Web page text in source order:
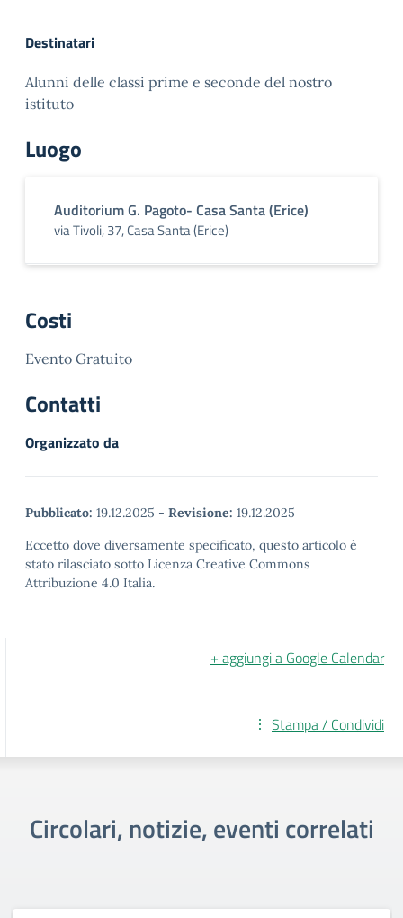
Destinatari
Alunni delle classi prime e seconde del nostro
istituto
Luogo
Auditorium G. Pagoto- Casa Santa (Erice)
via Tivoli, 37, Casa Santa (Erice)
Costi
Evento Gratuito
Contatti
Organizzato da
Pubblicato: 19.12.2025 - Revisione: 19.12.2025
Eccetto dove diversamente specificato, questo articolo è
stato rilasciato sotto Licenza Creative Commons
Attribuzione 4.0 Italia.
+ aggiungi a Google Calendar
Stampa / Condividi
Circolari, notizie, eventi correlati